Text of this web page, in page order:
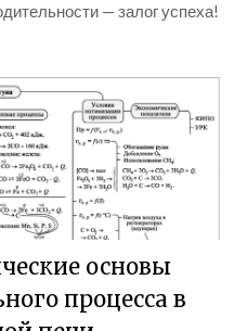
— залог успеха!
основы
процесса в